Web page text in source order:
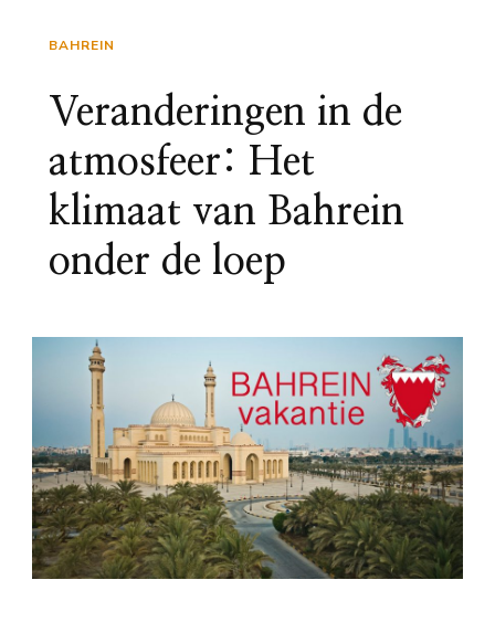
BAHREIN
Veranderingen in de
atmosfeer: Het
klimaat van Bahrein
onder de loep